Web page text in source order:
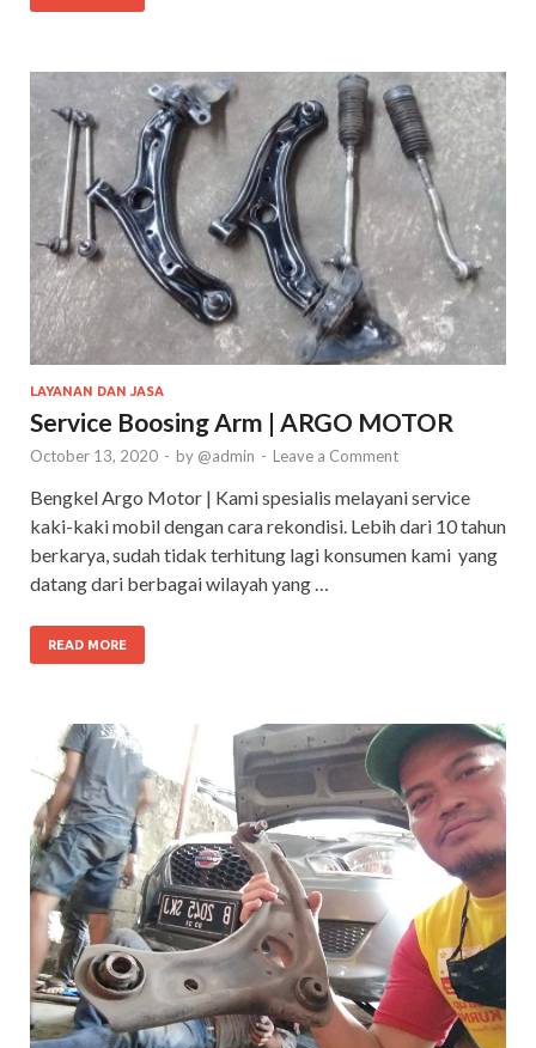
LAYANAN DAN JASA
Service Boosing Arm | ARGO MOTOR
October 13, 2020 - by @admin - Leave a Comment
Bengkel Argo Motor | Kami spesialis melayani service
kaki-kaki mobil dengan cara rekondisi. Lebih dari 10 tahun
berkarya, sudah tidak terhitung lagi konsumen kami yang
datang dari berbagai wilayah yang …
READ MORE